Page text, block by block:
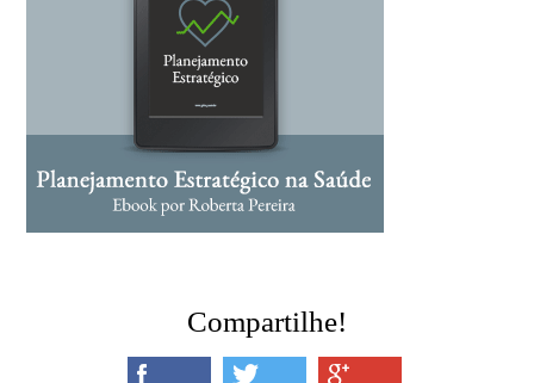
Compartilhe!